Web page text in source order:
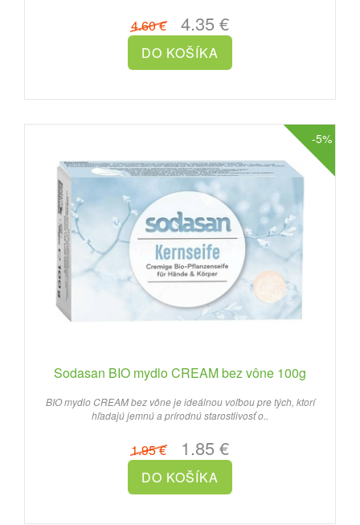
4.60 €4.35 €
-5%
Sodasan BIO mydlo CREAM bez vône 100g
BIO mydlo CREAM bez vône je ideálnou voľbou pre tých, ktorí
hľadajú jemnú a prírodnú starostlivosť o..
1.95 €1.85 €